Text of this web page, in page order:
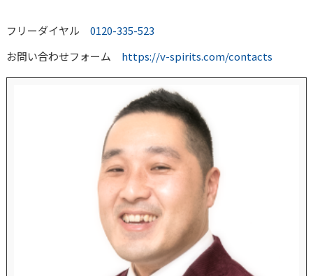
フリーダイヤル 0120-335-523
お問い合わせフォーム https://v-spirits.com/contacts